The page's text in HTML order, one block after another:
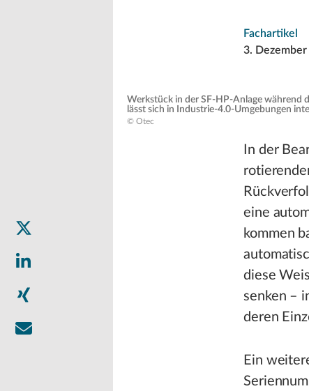
Fachartikel
3.
Werkstück in der SF-HP-Anlage während
lässt sich in Industrie-4.0-Umgebungen
© Otec
In der
eine
kommen
diese
senken –
deren
Ein